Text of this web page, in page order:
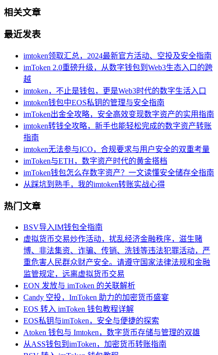
相关文章
最近发表
imtoken领取汇总，2024最新官方活动、空投及安全指南
imToken 2.0重磅升级，从数字钱包到Web3生态入口的跨
越
imtoken，不止是钱包，更是Web3时代的数字生活入口
imtoken钱包中EOS私钥的管理与安全指南
imToken出金全攻略，安全高效变现数字资产的实用指南
imtoken转钱全攻略，新手也能轻松完成的数字资产转账
指南
imtoken无法参与ICO，合规要求与用户安全的双重考量
imToken与ETH，数字资产时代的黄金搭档
imToken钱包怎么存数字资产？一文读懂安全储存全指南
从踩坑到熟手，我的imtoken转账实战心得
热门文章
BSV导入IM钱包全指南
虚拟货币交易炒作活动，扰乱经济金融秩序，滋生赌
博、非法集资、诈骗、传销、洗钱等违法犯罪活动，严
重危害人民群众财产安全。请遵守国家法律法规和金融
监管规定，远离虚拟货币交易
EON 发放与 imToken 的关联解析
Candy 空投，ImToken 助力的加密货币盛宴
EOS 转入 imToken 钱包教程详解
EOS私钥与imToken，安全与便捷的探索
Atoken 钱包与 Imtoken，数字货币存储与管理的双雄
从ASS钱包到imToken，加密货币转账指南